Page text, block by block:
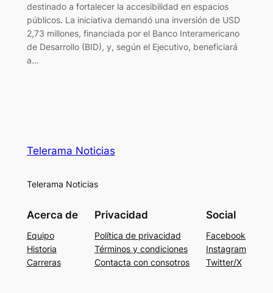
destinado a fortalecer la accesibilidad en espacios
públicos. La iniciativa demandó una inversión de USD
2,73 millones, financiada por el Banco Interamericano
de Desarrollo (BID), y, según el Ejecutivo, beneficiará
a…
Telerama Noticias
Telerama Noticias
Acerca de
Equipo
Historia
Carreras
Privacidad
Política de privacidad
Términos y condiciones
Contacta con consotros
Social
Facebook
Instagram
Twitter/X